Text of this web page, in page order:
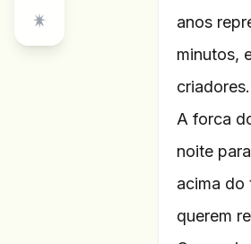
anos
minutos,
criadores.
A forca
noite
acima do
querem